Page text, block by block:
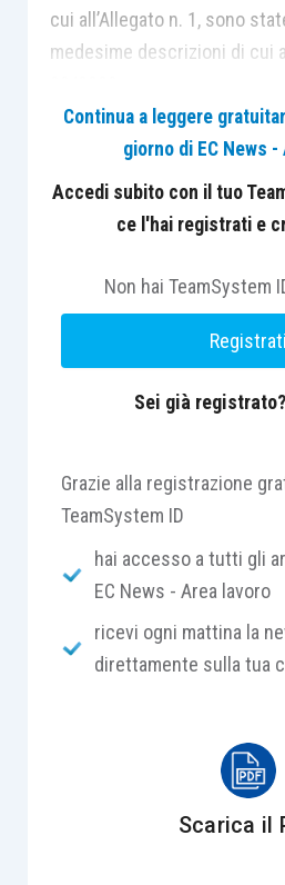
cui all’Allegato n. 1, sono
medesime descrizioni di cui
Pertanto, ilnuovo Allegato n.
modifiche indicate,
alla circolare n. 127/2025.
Continua a leggere
giorno di EC News
Accedi subito con il tuo
ce l'hai registrati e
Non hai TeamSystem
Registrati
Sei già registrato?
Grazie alla registrazione
TeamSystem ID
hai accesso a tutti gli
EC News - Area lavoro
ricevi ogni mattina la
direttamente sulla tua
Scarica il